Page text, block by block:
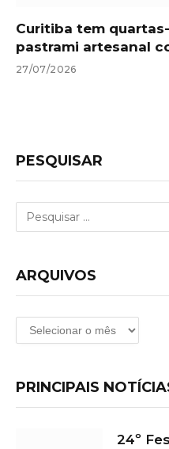
Curitiba tem
pastrami artesanal
27/07/2026
PESQUISAR
ARQUIVOS
Arquivos
PRINCIPAIS
24º